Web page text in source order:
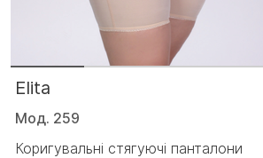
Elita
Мод. 259
Коригувальні стягуючі панталони